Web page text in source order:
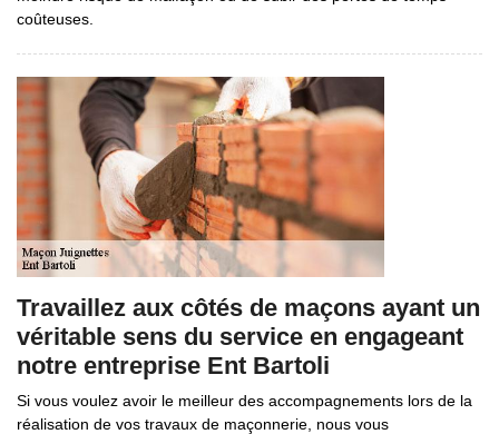
coûteuses.
Travaillez aux côtés de maçons ayant un
véritable sens du service en engageant
notre entreprise Ent Bartoli
Si vous voulez avoir le meilleur des accompagnements lors de la
réalisation de vos travaux de maçonnerie, nous vous